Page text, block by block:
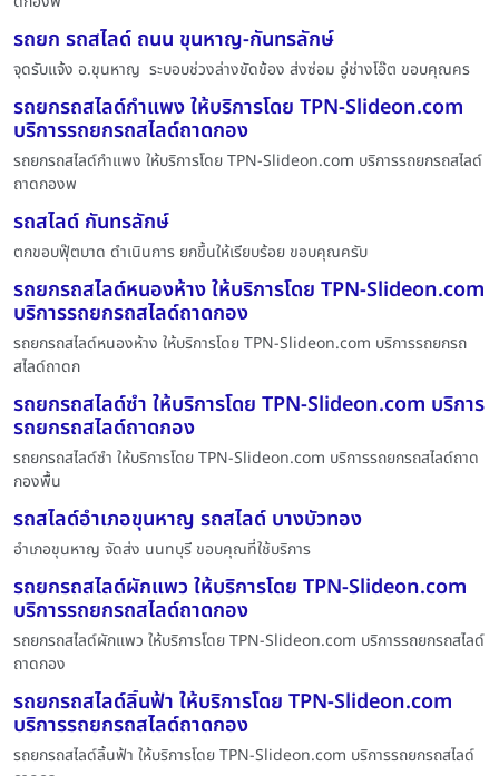
รถยก รถสไลด์ ถนน ขุนหาญ-กันทรลักษ์
จุดรับแจ้ง อ.ขุนหาญ ระบอบช่วงล่างขัดข้อง ส่งซ่อม อู่ช่างโอ๊ต ขอบคุณคร
รถยกรถสไลด์กำแพง ให้บริการโดย TPN-Slideon.com
บริการรถยกรถสไลด์ถาดกอง
รถยกรถสไลด์กำแพง ให้บริการโดย TPN-Slideon.com บริการรถยกรถสไลด์
ถาดกองพ
รถสไลด์ กันทรลักษ์
ตกขอบฟุ๊ตบาด ดำเนินการ ยกขึ้นให้เรียบร้อย ขอบคุณครับ
รถยกรถสไลด์หนองห้าง ให้บริการโดย TPN-Slideon.com
บริการรถยกรถสไลด์ถาดกอง
รถยกรถสไลด์หนองห้าง ให้บริการโดย TPN-Slideon.com บริการรถยกรถ
สไลด์ถาดก
รถยกรถสไลด์ซำ ให้บริการโดย TPN-Slideon.com บริการ
รถยกรถสไลด์ถาดกอง
รถยกรถสไลด์ซำ ให้บริการโดย TPN-Slideon.com บริการรถยกรถสไลด์ถาด
กองพื้น
รถสไลด์อำเภอขุนหาญ รถสไลด์ บางบัวทอง
อำเภอขุนหาญ จัดส่ง นนทบุรี ขอบคุณที่ใช้บริการ
รถยกรถสไลด์ผักแพว ให้บริการโดย TPN-Slideon.com
บริการรถยกรถสไลด์ถาดกอง
รถยกรถสไลด์ผักแพว ให้บริการโดย TPN-Slideon.com บริการรถยกรถสไลด์
ถาดกอง
รถยกรถสไลด์ลิ้นฟ้า ให้บริการโดย TPN-Slideon.com
บริการรถยกรถสไลด์ถาดกอง
รถยกรถสไลด์ลิ้นฟ้า ให้บริการโดย TPN-Slideon.com บริการรถยกรถสไลด์